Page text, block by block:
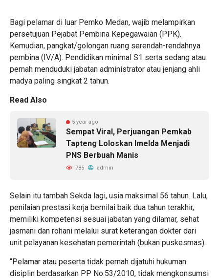
Bagi pelamar di luar Pemko Medan, wajib melampirkan
persetujuan Pejabat Pembina Kepegawaian (PPK).
Kemudian, pangkat/golongan ruang serendah-rendahnya
pembina (IV/A). Pendidikan minimal S1 serta sedang atau
pernah menduduki jabatan administrator atau jenjang ahli
madya paling singkat 2 tahun.
Read Also
5 year ago
Sempat Viral, Perjuangan Pemkab
Tapteng Loloskan Imelda Menjadi
PNS Berbuah Manis
785 admin
Selain itu tambah Sekda lagi, usia maksimal 56 tahun. Lalu,
penilaian prestasi kerja bernilai baik dua tahun terakhir,
memiliki kompetensi sesuai jabatan yang dilamar, sehat
jasmani dan rohani melalui surat keterangan dokter dari
unit pelayanan kesehatan pemerintah (bukan puskesmas).
“Pelamar atau peserta tidak pernah dijatuhi hukuman
disiplin berdasarkan PP No.53/2010, tidak mengkonsumsi